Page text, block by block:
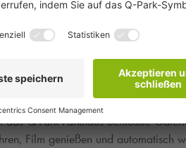
Theater-Erlebnis. Die
Eventkino.
dasQ-ParkParkhaus Schlössle
Film genießen und automatisch